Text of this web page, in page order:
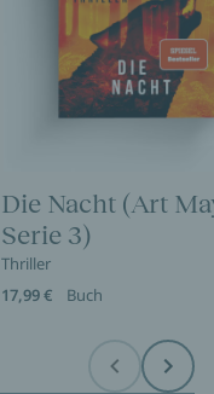
Die Nacht (Art
Serie 3)
Thriller
17,99 €
Buch
Before Next